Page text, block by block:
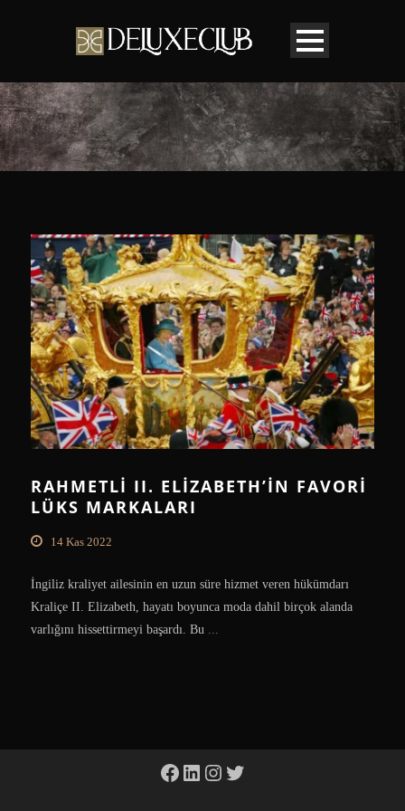
RAHMETLI II. ELIZABETH’IN FAVORI
LÜKS MARKALARI
14 Kas 2022
İngiliz kraliyet ailesinin en uzun süre hizmet veren hükümdarı
Kraliçe II. Elizabeth, hayatı boyunca moda dahil birçok alanda
varlığını hissettirmeyi başardı. Bu ...
Facebook
LinkedIn
Instagram
Twitter